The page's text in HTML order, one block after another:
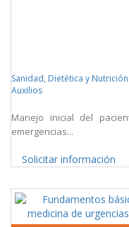
Sanidad, Dietética y Nutrición
Auxilios
Manejo inicial del
emergencias...
Solicitar información